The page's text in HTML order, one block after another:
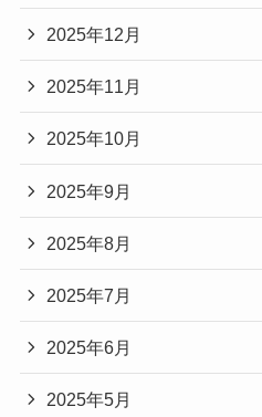
2025年12月
2025年11月
2025年10月
2025年9月
2025年8月
2025年7月
2025年6月
2025年5月